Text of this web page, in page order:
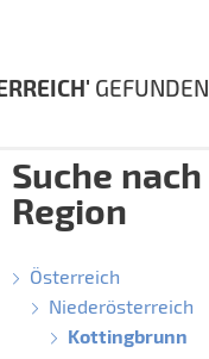
GEFUNDEN
Suche nach
Region
Österreich
Niederösterreich
Kottingbrunn